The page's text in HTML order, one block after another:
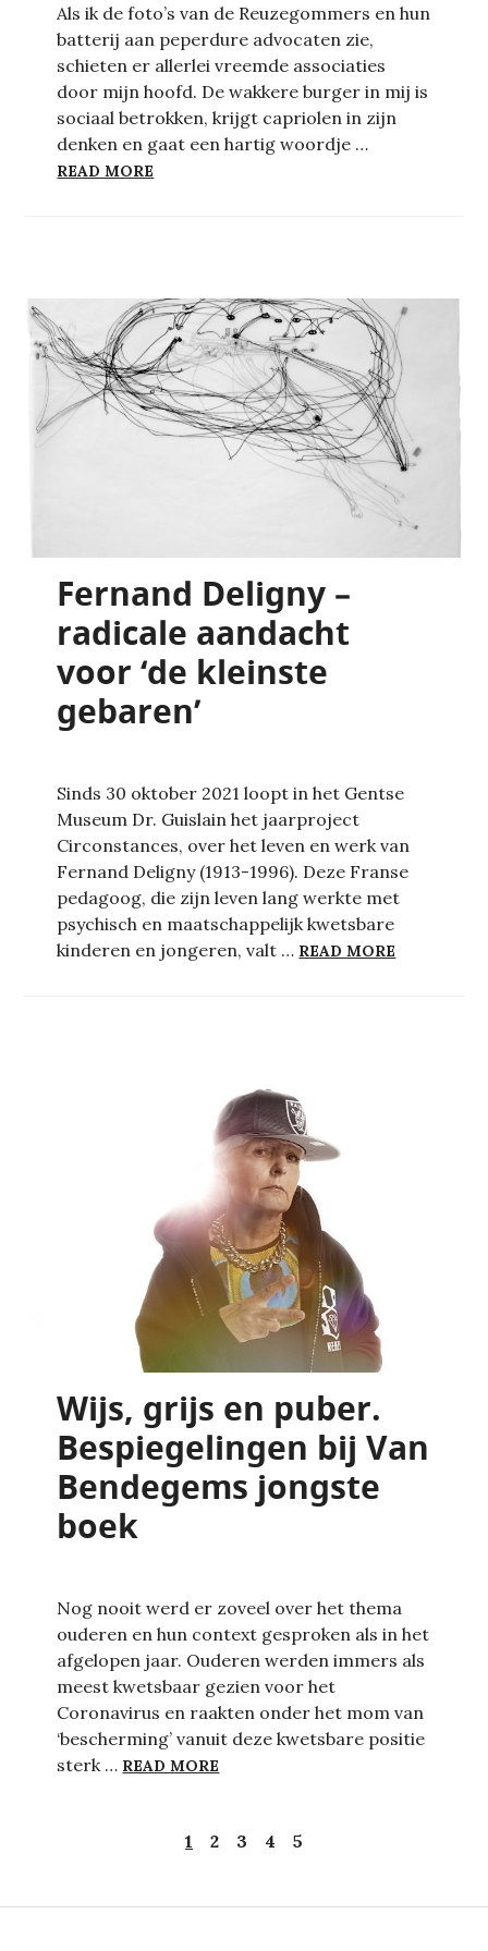
Als ik de foto’s van de Reuzegommers en hun
batterij aan peperdure advocaten zie,
schieten er allerlei vreemde associaties
door mijn hoofd. De wakkere burger in mij is
sociaal betrokken, krijgt capriolen in zijn
denken en gaat een hartig woordje …
READ MORE
Fernand Deligny –
radicale aandacht
voor ‘de kleinste
gebaren’
Sinds 30 oktober 2021 loopt in het Gentse
Museum Dr. Guislain het jaarproject
Circonstances, over het leven en werk van
Fernand Deligny (1913-1996). Deze Franse
pedagoog, die zijn leven lang werkte met
psychisch en maatschappelijk kwetsbare
kinderen en jongeren, valt … READ MORE
Wijs, grijs en puber.
Bespiegelingen bij Van
Bendegems jongste
boek
Nog nooit werd er zoveel over het thema
ouderen en hun context gesproken als in het
afgelopen jaar. Ouderen werden immers als
meest kwetsbaar gezien voor het
Coronavirus en raakten onder het mom van
‘bescherming’ vanuit deze kwetsbare positie
sterk … READ MORE
1 2 3 4 5